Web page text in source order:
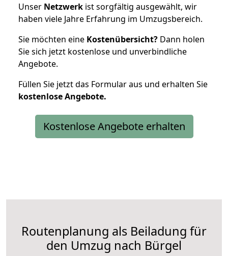
Unser Netzwerk ist sorgfältig ausgewählt, wir
haben viele Jahre Erfahrung im Umzugsbereich.
Sie möchten eine Kostenübersicht? Dann holen
Sie sich jetzt kostenlose und unverbindliche
Angebote.
Füllen Sie jetzt das Formular aus und erhalten Sie
kostenloseAngebote.
Kostenlose Angebote erhalten
Routenplanung als Beiladung für
den Umzug nach Bürgel